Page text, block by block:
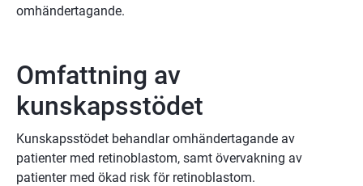
omhändertagande.
Omfattning av
kunskapsstödet
Kunskapsstödet behandlar omhändertagande av
patienter med retinoblastom, samt övervakning av
patienter med ökad risk för retinoblastom.